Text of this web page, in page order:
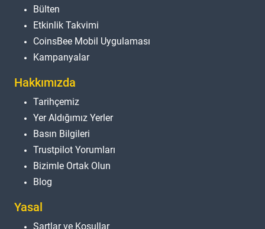
Bülten
Etkinlik Takvimi
CoinsBee Mobil Uygulaması
Kampanyalar
Hakkımızda
Tarihçemiz
Yer Aldığımız Yerler
Basın Bilgileri
Trustpilot Yorumları
Bizimle Ortak Olun
Blog
Yasal
Şartlar ve Koşullar